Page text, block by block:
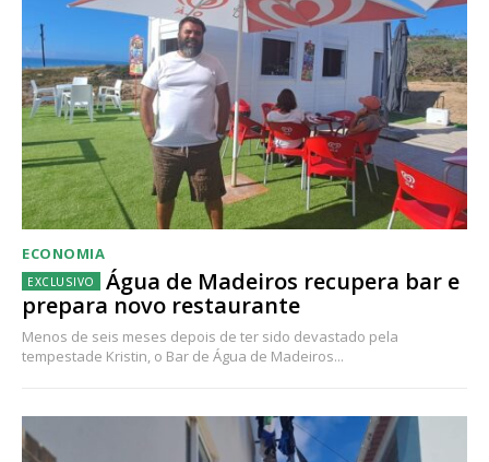
ECONOMIA
Água de Madeiros recupera bar e
prepara novo restaurante
Menos de seis meses depois de ter sido devastado pela
tempestade Kristin, o Bar de Água de Madeiros...